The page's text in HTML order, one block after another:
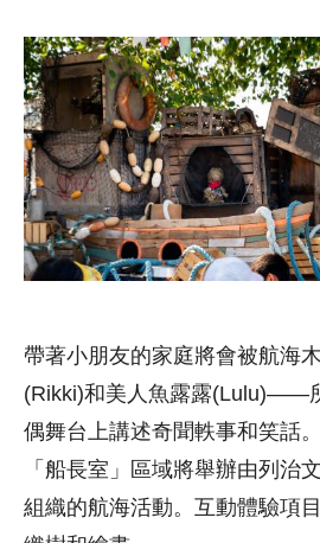
帶著小朋友的家庭將會被航
(Rikki)和美人魚露露(Lulu)——
偶舞台上講述奇聞軼事和笑話
「船長室」區域將舉辦由列治
組織的航海活動。互動體驗項